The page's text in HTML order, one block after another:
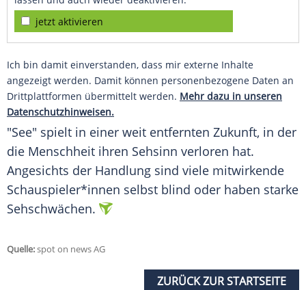
jetzt aktivieren
Ich bin damit einverstanden, dass mir externe Inhalte
angezeigt werden. Damit können personenbezogene Daten an
Drittplattformen übermittelt werden. Mehr dazu in unseren
Datenschutzhinweisen.
"See" spielt in einer weit entfernten Zukunft, in der
die Menschheit ihren Sehsinn verloren hat.
Angesichts der Handlung sind viele mitwirkende
Schauspieler*innen selbst blind oder haben starke
Sehschwächen.
Quelle:spot on news AG
ZURÜCK ZUR STARTSEITE